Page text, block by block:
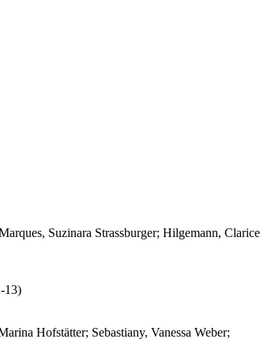
Suzinara Strassburger; Hilgemann, Clarice
13)
Hofstätter; Sebastiany, Vanessa Weber;